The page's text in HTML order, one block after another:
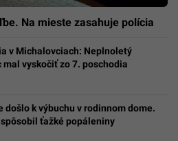
Na mieste zasahuje polícia
v Michalovciach: Neplnoletý
mal vyskočiť zo 7. poschodia
došlo k výbuchu v rodinnom dome.
ťažké popáleniny